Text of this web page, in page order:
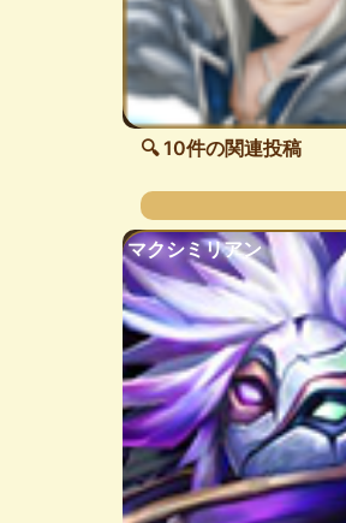
🔍 10件の関連投稿
マクシミリアン